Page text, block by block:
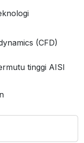
(CFD)
tinggi AISI